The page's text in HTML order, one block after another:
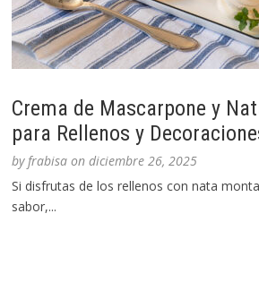
Crema de Mascarpone y
para Rellenos y
byfrabisa ondiciembre 26, 2025
Si disfrutas de los rellenos con nata
sabor,...